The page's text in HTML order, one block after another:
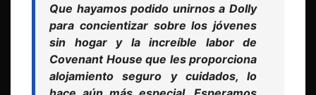
Que hayamos podido unirnos a Dolly
para concientizar sobre los jóvenes
sin hogar y la increíble labor de
Covenant House que les proporciona
alojamiento seguro y cuidados, lo